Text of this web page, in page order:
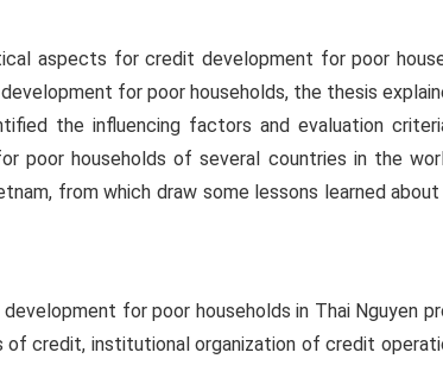
aspects for credit development for poor
for poor households, the thesis
the influencing factors and evaluation
poor households of several countries in the
from which draw some lessons learned
for poor households in Thai Nguyen
credit, institutional organization of credit